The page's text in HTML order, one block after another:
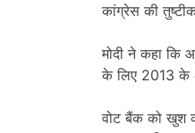
कांग्रेस की
मोदी ने कहा कि
के लिए 2013 के
वोट बैंक को खुश